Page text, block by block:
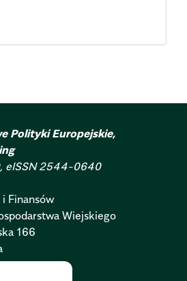
Polityki Europejskie,
eISSN 2544-0640
Finansów
Wiejskiego
166